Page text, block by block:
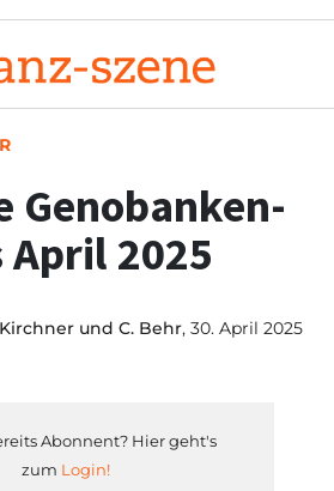
Genobanken-
April 2025
und C. Behr, 30. April 2025
Abonnent? Hier geht's
zum Login!